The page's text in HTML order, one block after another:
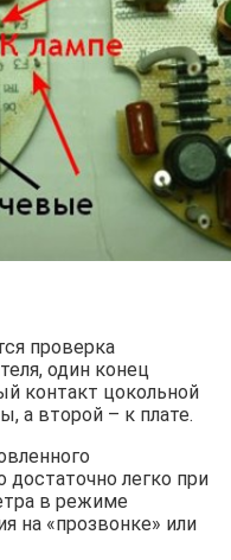
проверка
один конец
контакт цокольной
а второй – к плате.
достаточно легко при
в режиме
на «прозвонке» или